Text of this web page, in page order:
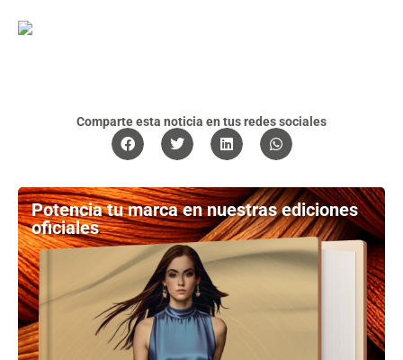
Comparte esta noticia en tus redes sociales
Potencia tu marca en nuestras ediciones
oficiales